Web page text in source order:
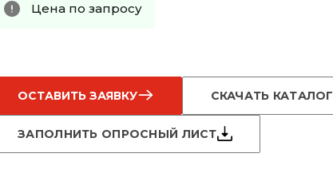
Цена по запросу
ОСТАВИТЬ ЗАЯВКУ СКАЧАТЬ КАТАЛОГ
ЗАПОЛНИТЬ ОПРОСНЫЙ ЛИСТ